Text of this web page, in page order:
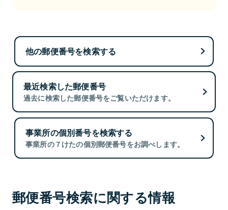
他の郵便番号を検索する
最近検索した郵便番号
過去に検索した郵便番号をご覧いただけます。
事業所の個別番号を検索する
事業所の７けたの個別郵便番号をお調べします。
郵便番号検索に関する情報